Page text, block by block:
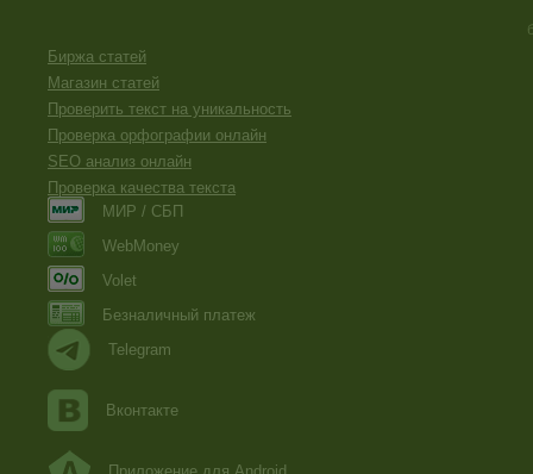
Биржа статей
Магазин статей
Проверить текст на уникальность
Проверка орфографии онлайн
SEO анализ онлайн
Проверка качества текста
МИР / СБП
WebMoney
Volet
Безналичный платеж
Telegram
Вконтакте